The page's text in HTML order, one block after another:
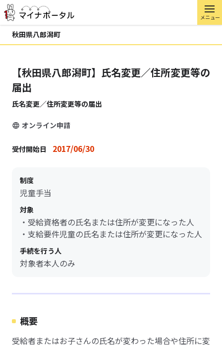
メニュー
秋田県八郎潟町
【秋田県八郎潟町】氏名変更／住所変更等の
届出
氏名変更／住所変更等の届出
オンライン申請
受付開始日 2017/06/30
制度
児童手当
対象
・受給資格者の氏名または住所が変更になった人
・支給要件児童の氏名または住所が変更になった人
手続を行う人
対象者本人のみ
概要
受給者またはお子さんの氏名が変わった場合や住所に変